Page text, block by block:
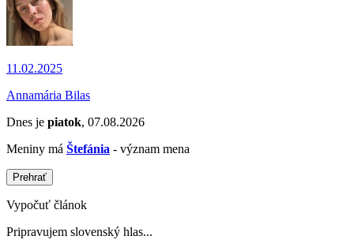
11.02.2025
Annamária Bilas
Dnes je piatok, 07.08.2026
Meniny má Štefánia - význam mena
Prehrať
Vypočuť článok
Pripravujem slovenský hlas...